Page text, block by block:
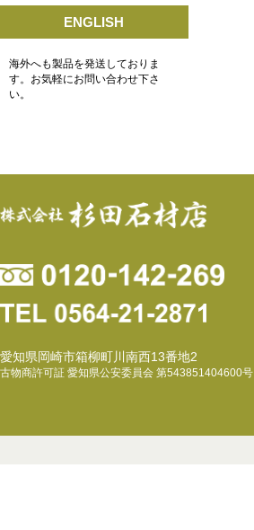
ENGLISH
海外へも製品を発送しておりま
す。お気軽にお問い合わせ下さ
い。
愛知県岡崎市箱柳町川南西13番地2
古物商許可証 愛知県公安委員会 第543851404600号